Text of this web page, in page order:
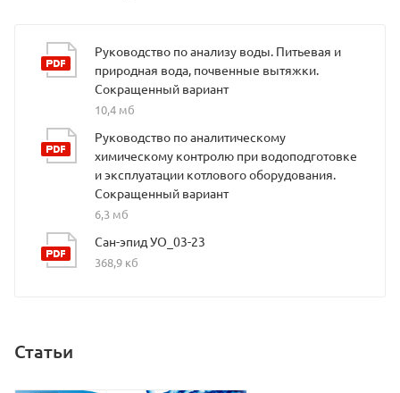
Руководство по анализу воды. Питьевая и
природная вода, почвенные вытяжки.
Сокращенный вариант
10,4 мб
Руководство по аналитическому
химическому контролю при водоподготовке
и эксплуатации котлового оборудования.
Сокращенный вариант
6,3 мб
Сан-эпид УО_03-23
368,9 кб
Статьи